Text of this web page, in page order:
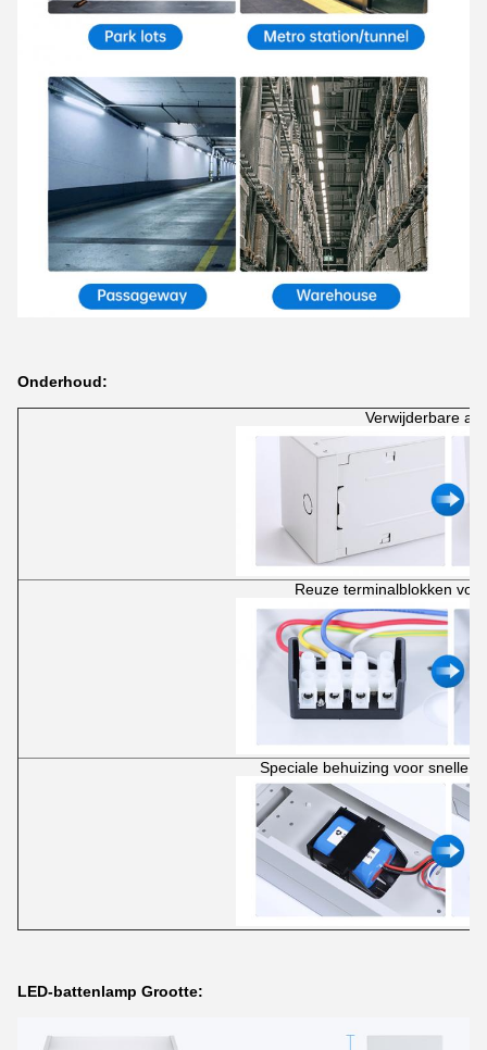
Onderhoud:
Verwijderbare
Reuze terminalblokken
Speciale behuizing voor snelle
LED-battenlamp Grootte: